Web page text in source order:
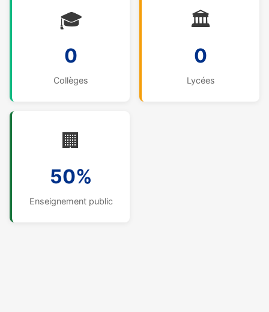
🎓
0
Collèges
🏛️
0
Lycées
🏢
50%
Enseignement public